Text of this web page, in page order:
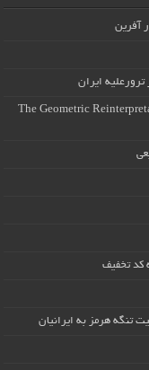
آفرین
ایران
The Geometric
کد تخفیف
تنگه هرمز به ایرانیان